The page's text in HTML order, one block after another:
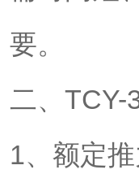
要。
二、TCY-
1、额定